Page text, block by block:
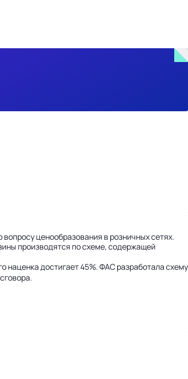
ценообразования в розничных сетях.
производятся по схеме, содержащей
наценка достигает 45%. ФАС разработала схему